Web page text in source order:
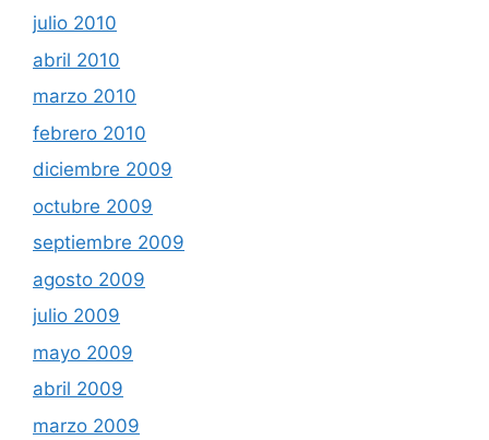
julio 2010
abril 2010
marzo 2010
febrero 2010
diciembre 2009
octubre 2009
septiembre 2009
agosto 2009
julio 2009
mayo 2009
abril 2009
marzo 2009